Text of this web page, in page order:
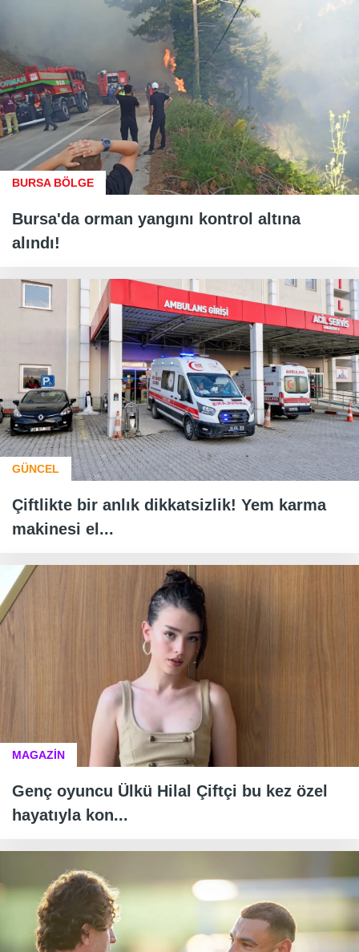
BURSA BÖLGE
Bursa'da orman yangını kontrol altına
alındı!
GÜNCEL
Çiftlikte bir anlık dikkatsizlik! Yem karma
makinesi el...
MAGAZİN
Genç oyuncu Ülkü Hilal Çiftçi bu kez özel
hayatıyla kon...